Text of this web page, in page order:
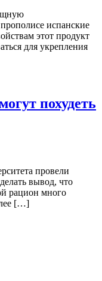
испанские
этот продукт
для укрепления
похудеть
провели
вывод, что
рацион много
[…]